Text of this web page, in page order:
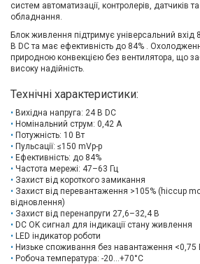
систем автоматизації, контролерів, датчиків
обладнання.
Блок живлення підтримує універсальний
В DC та має ефективність до 84% .
природною конвекцією без вентилятора, що
високу надійність.
Технічні характеристики:
Вихідна напруга: 24 В DC
Номінальний струм: 0,42 А
Потужність: 10 Вт
Пульсації: ≤150 mVp-p
Ефективність: до 84%
Частота мережі: 47–63 Гц
Захист від короткого замикання
Захист від перевантаження >105% (hiccup
відновлення)
Захист від перенапруги 27,6–32,4 В
DC OK сигнал для індикації стану живлення
LED індикатор роботи
Низьке споживання без навантаження <0,75
Робоча температура: -20…+70°C